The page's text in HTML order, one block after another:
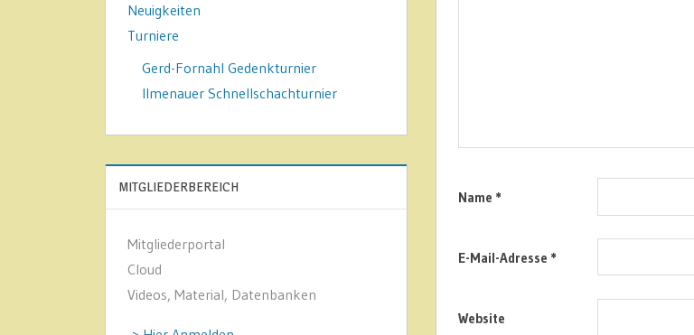
Name *
E-Mail-Adresse *
Website
Neuigkeiten
Turniere
Gerd-Fornahl Gedenkturnier
Ilmenauer Schnellschachturnier
MITGLIEDERBEREICH
Mitgliederportal
Cloud
Videos, Material, Datenbanken